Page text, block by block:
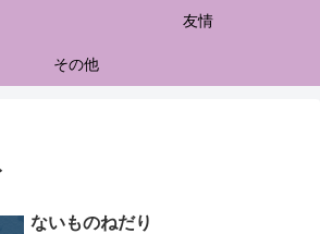
友情
その他
ないものねだり